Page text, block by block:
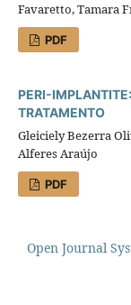
Favaretto, Tamara
PDF
PERI-
TRATAMENTO
Gleiciely Bezerra
Alferes Araújo
PDF
Open Journal